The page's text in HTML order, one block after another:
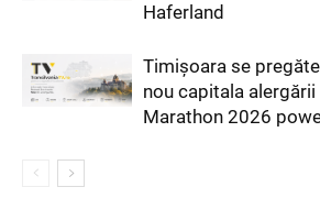
Haferland
Timișoara se
nou capitala
Marathon 2026